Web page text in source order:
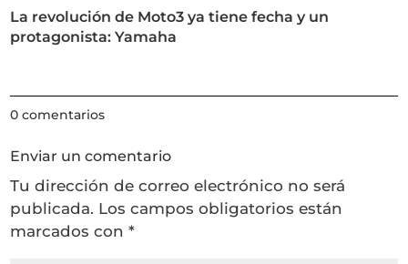
La revolución de Moto3 ya tiene fecha y un
protagonista: Yamaha
0 comentarios
Enviar un comentario
Tu dirección de correo electrónico no será
publicada. Los campos obligatorios están
marcados con*